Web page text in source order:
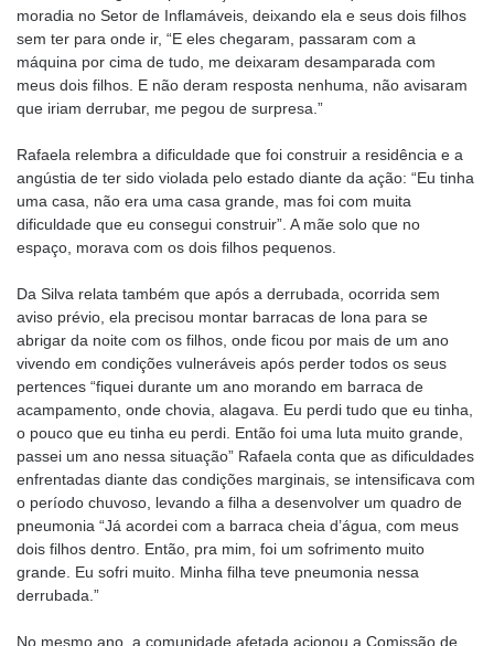
moradia no Setor de Inflamáveis, deixando ela e seus dois filhos
sem ter para onde ir, “E eles chegaram, passaram com a
máquina por cima de tudo, me deixaram desamparada com
meus dois filhos. E não deram resposta nenhuma, não avisaram
que iriam derrubar, me pegou de surpresa.”
Rafaela relembra a dificuldade que foi construir a residência e a
angústia de ter sido violada pelo estado diante da ação: “Eu tinha
uma casa, não era uma casa grande, mas foi com muita
dificuldade que eu consegui construir”. A mãe solo que no
espaço, morava com os dois filhos pequenos.
Da Silva relata também que após a derrubada, ocorrida sem
aviso prévio, ela precisou montar barracas de lona para se
abrigar da noite com os filhos, onde ficou por mais de um ano
vivendo em condições vulneráveis após perder todos os seus
pertences “fiquei durante um ano morando em barraca de
acampamento, onde chovia, alagava. Eu perdi tudo que eu tinha,
o pouco que eu tinha eu perdi. Então foi uma luta muito grande,
passei um ano nessa situação” Rafaela conta que as dificuldades
enfrentadas diante das condições marginais, se intensificava com
o período chuvoso, levando a filha a desenvolver um quadro de
pneumonia “Já acordei com a barraca cheia d’água, com meus
dois filhos dentro. Então, pra mim, foi um sofrimento muito
grande. Eu sofri muito. Minha filha teve pneumonia nessa
derrubada.”
No mesmo ano, a comunidade afetada acionou a Comissão de